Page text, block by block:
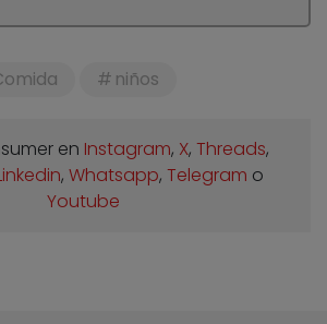
niños
en Instagram, X, Threads,
, Whatsapp, Telegram o
Youtube